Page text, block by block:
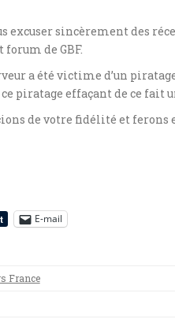
excuser sincèrement des
de GBF.
a été victime d’un
piratage effaçant de ce fait
de votre fidélité et ferons
E-mail
France